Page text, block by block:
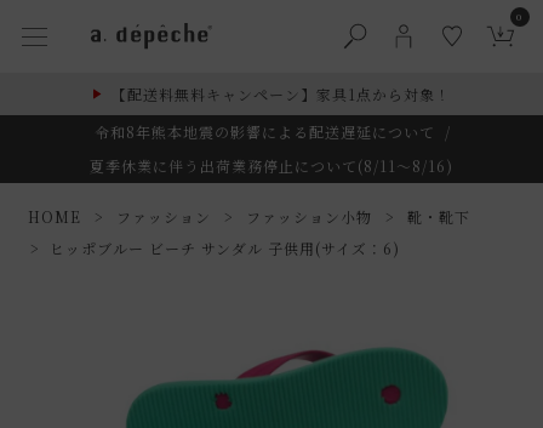
0
【配送料無料キャンペーン】家具1点から対象！
令和8年熊本地震の影響による配送遅延について
/
夏季休業に伴う出荷業務停止について(8/11～8/16)
HOME ファッション ファッション小物
靴・靴下
ヒッポブルー ビーチ サンダル 子供用(サイズ：6)